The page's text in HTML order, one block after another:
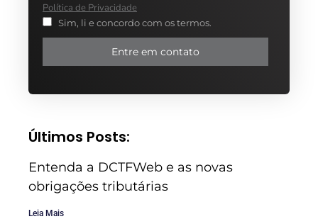
Política de Privacidade
Sim, li e concordo com os termos.
Entre em contato
Últimos Posts:
Entenda a DCTFWeb e as novas
obrigações tributárias
Leia Mais